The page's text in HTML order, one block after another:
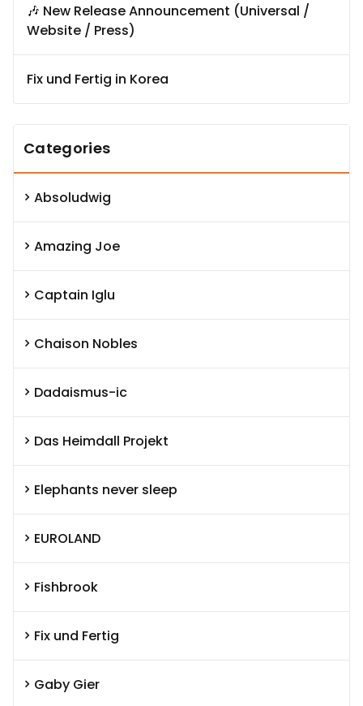
🎶 New Release Announcement (Universal /
Website / Press)
Fix und Fertig in Korea
Categories
Absoludwig
Amazing Joe
Captain Iglu
Chaison Nobles
Dadaismus-ic
Das Heimdall Projekt
Elephants never sleep
EUROLAND
Fishbrook
Fix und Fertig
Gaby Gier